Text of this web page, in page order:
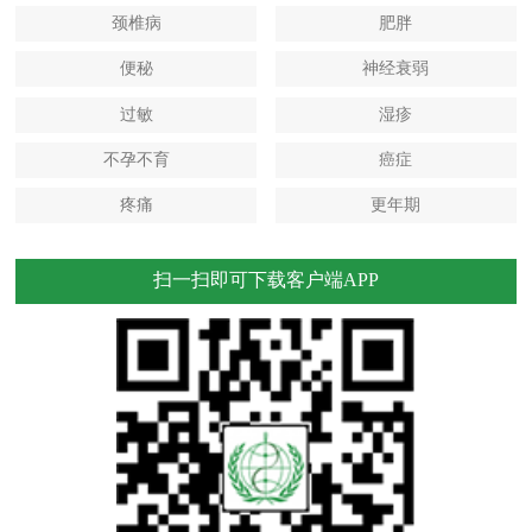
颈椎病 肥胖
便秘 神经衰弱
过敏 湿疹
不孕不育 癌症
疼痛 更年期
扫一扫即可下载客户端APP